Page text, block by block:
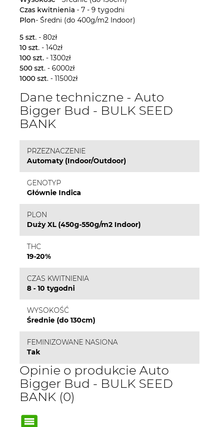
Czas kwitnienia - 7 - 9 tygodni
Plon- Średni (do 400g/m2 Indoor)
5 szt. - 80zł
10 szt. - 140zł
100 szt. - 1300zł
500 szt. - 6000zł
1000 szt. - 11500zł
Dane techniczne - Auto
Bigger Bud - BULK SEED
BANK
PRZEZNACZENIE
Automaty (Indoor/Outdoor)
GENOTYP
Głównie Indica
PLON
Duży XL (450g-550g/m2 Indoor)
THC
19-20%
CZAS KWITNIENIA
8 - 10 tygodni
WYSOKOŚĆ
Średnie (do 130cm)
FEMINIZOWANE NASIONA
Tak
Opinie o produkcie Auto
Bigger Bud - BULK SEED
BANK (0)